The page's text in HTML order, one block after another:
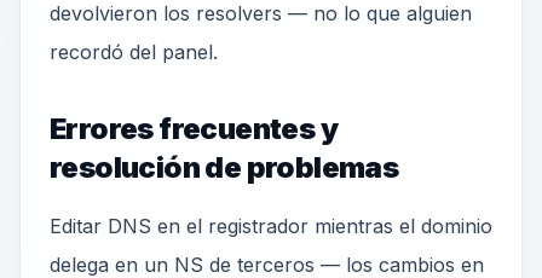
devolvieron los resolvers — no lo que alguien
recordó del panel.
Errores frecuentes y
resolución de problemas
Editar DNS en el registrador mientras el dominio
delega en un NS de terceros — los cambios en